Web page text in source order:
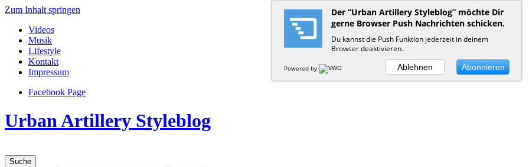
Zum Inhalt springen
Videos
Musik
Lifestyle
Kontakt
Impressum
Facebook Page
Urban Artillery Styleblog
Suche
Der “Urban Artillery Styleblog” möchte Dir
gerne Browser Push Nachrichten schicken.
Du kannst die Push Funktion jederzeit in deinem
Browser deaktivieren.
Powered by Ablehnen Abonnieren